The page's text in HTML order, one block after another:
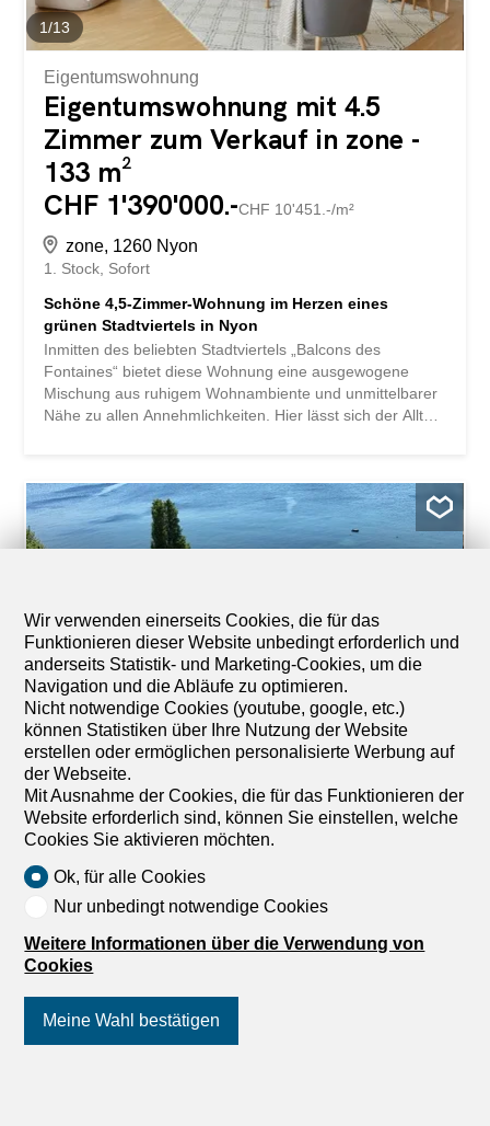
Licht taucht...
1/13
Eigentumswohnung
Eigentumswohnung mit 4.5
Zimmer zum Verkauf in zone -
133 m²
CHF 1'390'000.-CHF 10'451.-/m²
zone, 1260 Nyon
1. Stock Sofort
Schöne 4,5-Zimmer-Wohnung im Herzen eines
grünen Stadtviertels in Nyon
Inmitten des beliebten Stadtviertels „Balcons des
Fontaines“ bietet diese Wohnung eine ausgewogene
Mischung aus ruhigem Wohnambiente und unmittelbarer
Nähe zu allen Annehmlichkeiten. Hier lässt sich der Alltag
Verkehrsadern sind in wenigen Minuten erreichbar,
während man gleichzeitig eine ruhige und von Bäumen
gesäumte Umgebung genießt. Diese 4,5-Zimmer-
Wohnung mit einer Fläche von über 130 m² befindet sich
großzügigen Raumaufteilungen und die Helligkeit, die
jeden Raum durchflutet. Die großzügigen Fensterfronten
erweitern die Wohnräume auf natürliche Weise zu zwei
nach Südosten ausgerichteten Balkonen, während der
Blick auf den bewaldeten Park der Wohnanlage eine
friedliche Atmosphäre schafft, die zu jeder Jahreszeit zum
Entspannen einlädt. Die Wohnung wurde so...
1 15
Einfamilienhaus
Einfamilienhaus mit 2 Zimmer
zum Verkauf in Zone - 45 m²
Preis auf Anfrage
Zone, 1165 Allaman
Nach Absprache
Aussergewöhnliches Haus am Genfer See
Wir verwenden einerseits Cookies, die für das
Funktionieren dieser Website unbedingt erforderlich und
anderseits Statistik- und Marketing-Cookies, um die
Navigation und die Abläufe zu optimieren.
Nicht notwendige Cookies (youtube, google, etc.)
können Statistiken über Ihre Nutzung der Website
erstellen oder ermöglichen personalisierte Werbung auf
der Webseite.
Mit Ausnahme der Cookies, die für das Funktionieren der
Website erforderlich sind, können Sie einstellen, welche
Cookies Sie aktivieren möchten.
Ok, für alle Cookies
Nur unbedingt notwendige Cookies
Weitere Informationen über die Verwendung von
Cookies
Meine Wahl bestätigen